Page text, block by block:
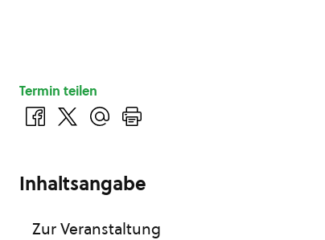
Termin teilen
Inhaltsangabe
Zur Veranstaltung